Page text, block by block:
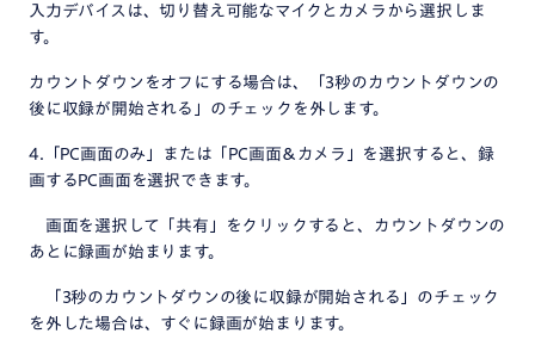
入力デバイスは、切り替え可能なマイクとカメラから選択しま
す。
カウントダウンをオフにする場合は、「3秒のカウントダウンの
後に収録が開始される」のチェックを外します。
4.「PC画面のみ」または「PC画面＆カメラ」を選択すると、録
画するPC画面を選択できます。
画面を選択して「共有」をクリックすると、カウントダウンの
あとに録画が始まります。
「3秒のカウントダウンの後に収録が開始される」のチェック
を外した場合は、すぐに録画が始まります。